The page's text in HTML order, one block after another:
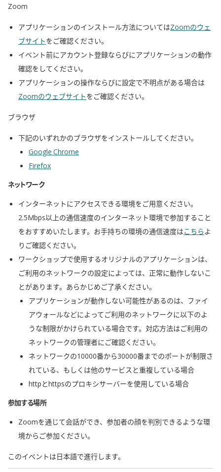
Zoom
アプリケーションのインストール方法についてはZoomのウェ
ブサイトをご確認ください。
イベント前にアカウント登録ならびにアプリケーションの動作
確認をしてください。
アプリケーションの操作ならびに設定で不明点がある場合は
Zoomのウェブサイトをご確認ください。
ブラウザ
下記のいずれかのブラウザをインストールしてください。
Google Chrome
Firefox
ネットワーク
インターネットにアクセスできる環境をご用意ください。
2.5Mbps以上の通信速度のインターネット環境で参加すること
をおすすめいたします。お手持ちの環境の通信速度はこちら よ
りご確認ください。
ワークショップで使用するオリジナルのアプリケーションは、
ご利用のネットワークの設定によっては、正常に動作しないこ
とがあります。あらかじめご了承ください。
アプリケーションが動作しない可能性があるのは、ファイ
アウォールなどによってご利用のネットワークに以下のよ
うな制限がかけられている場合です。対応方法はご利用の
ネットワークの管理者にご確認ください。
ネットワークの10000番から30000番までのポートが制限さ
れている、もしくは他のサービスと重複している場合
httpとhttpsのプロキシサーバーを使用している場合
参加する場所
Zoomを通じて会話ができ、参加者の顔を判別できるような環
境からご参加ください。
このイベントは日本語で進行します。